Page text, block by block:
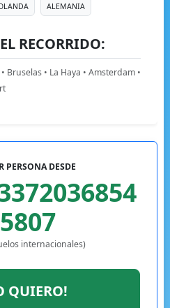
ALEMANIA
RECORRIDO:
Bruselas • La Haya • Amsterdam •
PERSONA DESDE
internacionales)
QUIERO!